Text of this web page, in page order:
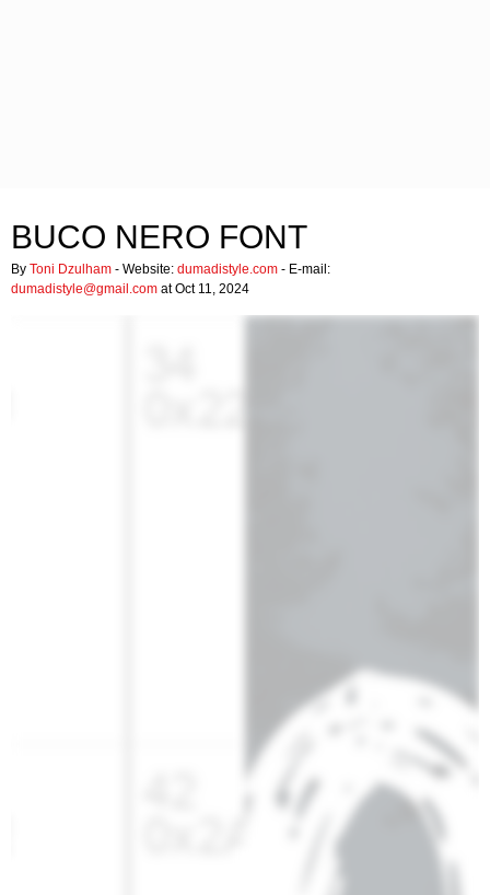
BUCO NERO FONT
By Toni Dzulham - Website: dumadistyle.com - E-mail:
dumadistyle@gmail.com at Oct 11, 2024